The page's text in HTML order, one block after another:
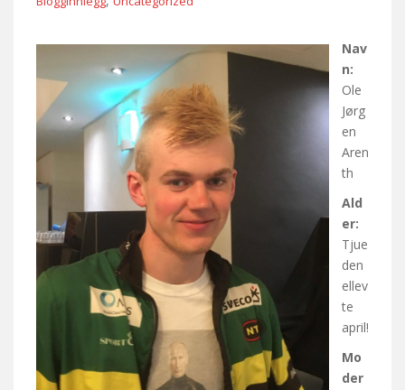
Nav
n:
Ole
Jørg
en
Aren
th
Ald
er:
Tjue
den
ellev
te
april!
Mo
der